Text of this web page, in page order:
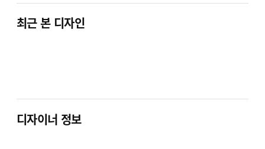
반응형 디자인으로 어떤 환경에서도 완벽한 경험을
제공합니다.넓은 PC 화면부터 손안의 모바일까지,
최근 본 디자인
디자이너 정보